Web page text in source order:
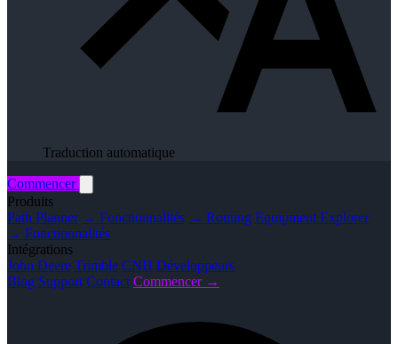
Traduction automatique
Commencer
Produits
Path Planner → Fonctionnalités → Routing Equipment Explorer
→ Fonctionnalités
Intégrations
John Deere Trimble CNH Développeurs
Blog Support Contact Commencer →